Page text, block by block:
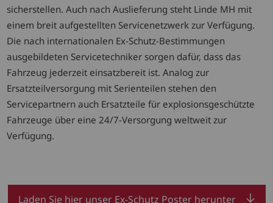
sicherstellen. Auch nach Auslieferung steht Linde MH mit
einem breit aufgestellten Servicenetzwerk zur Verfügung.
Die nach internationalen Ex-Schutz-Bestimmungen
ausgebildeten Servicetechniker sorgen dafür, dass das
Fahrzeug jederzeit einsatzbereit ist. Analog zur
Ersatzteilversorgung mit Serienteilen stehen den
Servicepartnern auch Ersatzteile für explosionsgeschützte
Fahrzeuge über eine 24/7-Versorgung weltweit zur
Verfügung.
Laden Sie hier unser Ex-Schutz Poster herunter